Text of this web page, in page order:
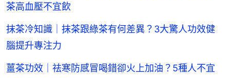
茶高血壓不宜飲
抹茶冷知識｜抹茶跟綠茶有何差異？3大驚人功效健
腦提升專注力
薑茶功效｜祛寒防感冒喝錯卻火上加油？5種人不宜